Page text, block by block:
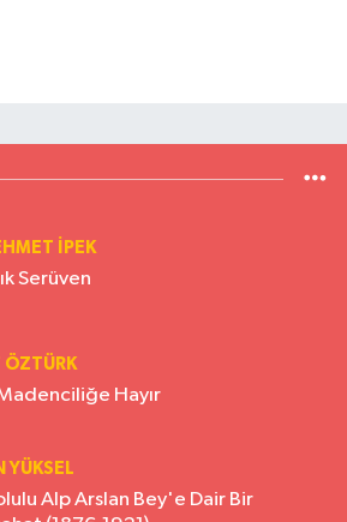
İPEK
Serüven
ÖZTÜRK
Hayır
YÜKSEL
Alp Arslan Bey'e Dair Bir